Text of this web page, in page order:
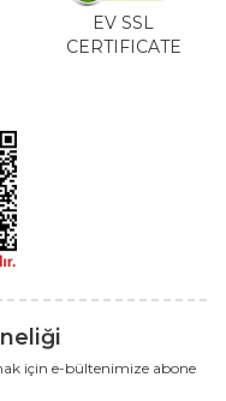
EV SSL
CERTIFICATE
için e-bültenimize abone